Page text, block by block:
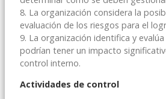
8. La organización considera la
evaluación de los riesgos para el
9. La organización identifica y
podrían tener un impacto
control interno.
Actividades de control